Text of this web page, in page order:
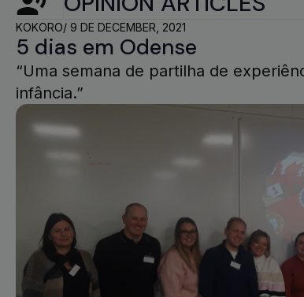
KOKORO/ 9 DE DECEMBER, 2021
5 dias em Odense
“Uma semana de partilha de
infância.”